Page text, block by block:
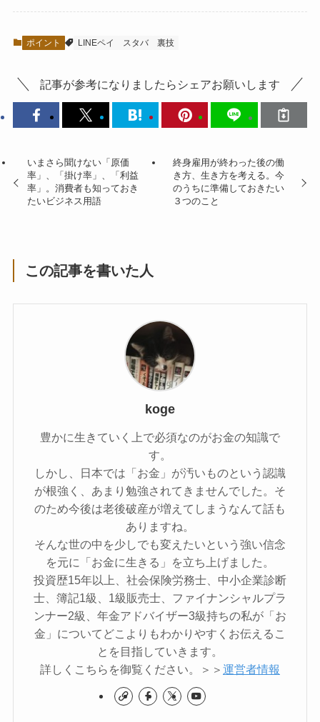
ポイント LINEペイ スタバ 裏技
記事が参考になりましたらシェアお願いします
いまさら聞けない「原価
率」、「掛け率」、「利益
率」。消費者も知っておき
たいビジネス用語
終身雇用が終わった後の働
き方、生き方を考える。今
のうちに準備しておきたい
３つのこと
この記事を書いた人
koge
豊かに生きていく上で必須なのがお金の知識で
す。
しかし、日本では「お金」が汚いものという認識
が根強く、あまり勉強されてきませんでした。そ
のため今後は老後破産が増えてしまうなんて話も
ありますね。
そんな世の中を少しでも変えたいという強い信念
を元に「お金に生きる」を立ち上げました。
投資歴15年以上、社会保険労務士、中小企業診断
士、簿記1級、1級販売士、ファイナンシャルプラ
ンナー2級、年金アドバイザー3級持ちの私が「お
金」についてどこよりもわかりやすくお伝えるこ
とを目指していきます。
詳しくこちらを御覧ください。＞＞ 運営者情報